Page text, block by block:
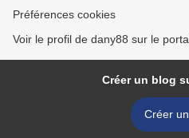
Préférences cookies
Voir le profil de dany88 sur le
Créer un blog
Créer